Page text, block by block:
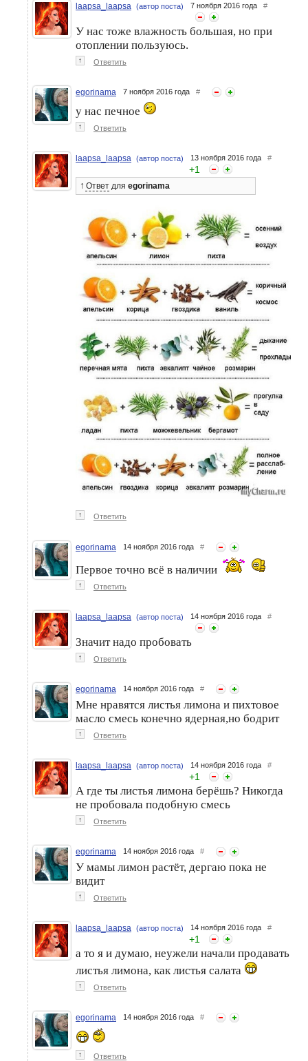
laapsa_laapsa (автор поста) 7 ноября 2016 года #
У нас тоже влажность большая, но при
отоплении пользуюсь.
↑ Ответить
egorinama 7 ноября 2016 года #
у нас печное
↑ Ответить
laapsa_laapsa (автор поста) 13 ноября 2016 года #
+1
↑ Ответ для egorinama
↑ Ответить
egorinama 14 ноября 2016 года #
Первое точно всё в наличии
↑ Ответить
laapsa_laapsa (автор поста) 14 ноября 2016 года #
Значит надо пробовать
↑ Ответить
egorinama 14 ноября 2016 года #
Мне нравятся листья лимона и пихтовое
масло смесь конечно ядерная,но бодрит
↑ Ответить
laapsa_laapsa (автор поста) 14 ноября 2016 года #
+1
А где ты листья лимона берёшь? Никогда
не пробовала подобную смесь
↑ Ответить
egorinama 14 ноября 2016 года #
У мамы лимон растёт, дергаю пока не
видит
↑ Ответить
laapsa_laapsa (автор поста) 14 ноября 2016 года #
+1
а то я и думаю, неужели начали продавать
листья лимона, как листья салата
↑ Ответить
egorinama 14 ноября 2016 года #
↑ Ответить